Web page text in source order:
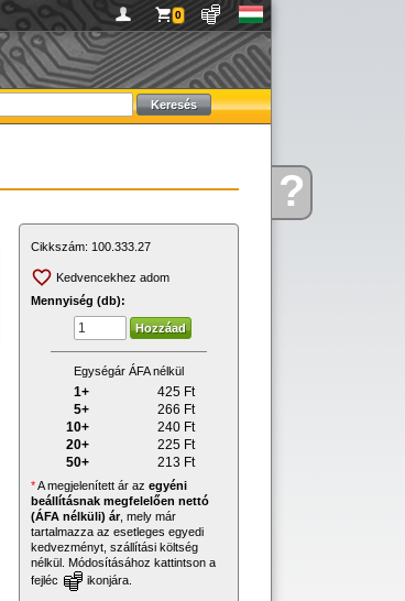
Kérdése?
0
Cikkszám: 100.333.27
Kedvencekhez adom
Mennyiség (db):
Egységár ÁFA nélkül
1+ 425 Ft
5+
266 Ft
10+
240 Ft
20+
225 Ft
50+
213 Ft
*A megjelenített ár az egyéni
beállításnak megfelelően nettó
(ÁFA nélküli) ár, mely már
tartalmazza az esetleges egyedi
kedvezményt, szállítási költség
nélkül. Módosításához kattintson a
fejléc
ikonjára.